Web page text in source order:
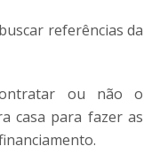
referências da
ou não o
casa para fazer as